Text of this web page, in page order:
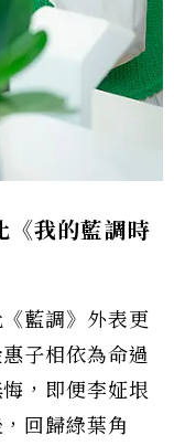
我的藍調時
藍調》外表更
子相依為命過
，即便李姃垠
回歸綠葉角